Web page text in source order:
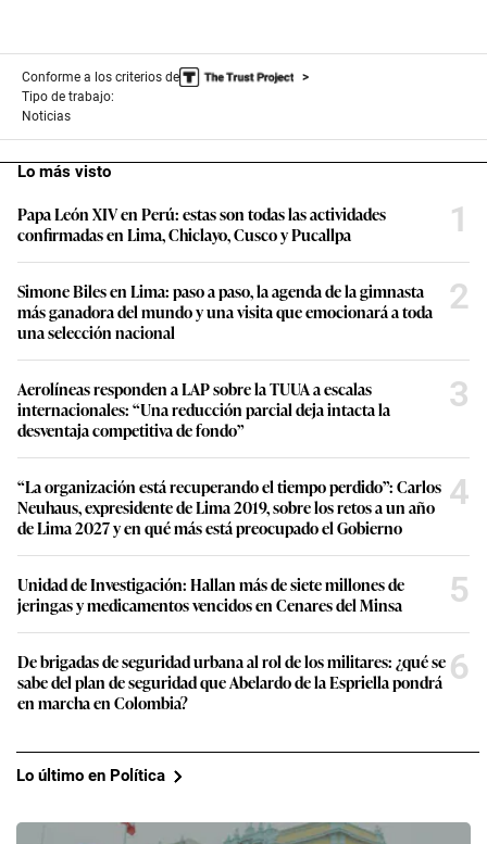
Conforme a los criterios de
Tipo de trabajo:
Noticias
Lo más visto
Papa León XIV en Perú: estas son todas las actividades
confirmadas en Lima, Chiclayo, Cusco y Pucallpa
1
Simone Biles en Lima: paso a paso, la agenda de la gimnasta
más ganadora del mundo y una visita que emocionará a toda
una selección nacional
2
Aerolíneas responden a LAP sobre la TUUA a escalas
internacionales: “Una reducción parcial deja intacta la
desventaja competitiva de fondo”
3
“La organización está recuperando el tiempo perdido”: Carlos
Neuhaus, expresidente de Lima 2019, sobre los retos a un año
de Lima 2027 y en qué más está preocupado el Gobierno
4
Unidad de Investigación: Hallan más de siete millones de
jeringas y medicamentos vencidos en Cenares del Minsa
5
De brigadas de seguridad urbana al rol de los militares: ¿qué se
sabe del plan de seguridad que Abelardo de la Espriella pondrá
en marcha en Colombia?
6
Lo último en Política